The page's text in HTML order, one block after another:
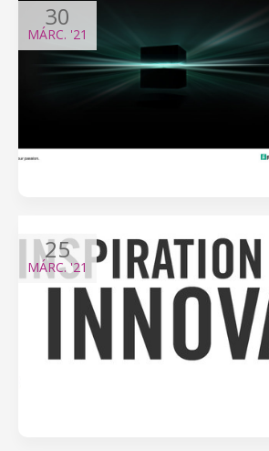
30
MÁRC. '21
25
MÁRC.'21